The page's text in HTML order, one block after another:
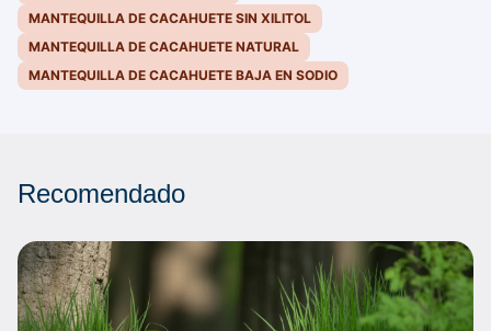
MANTEQUILLA DE CACAHUETE SIN XILITOL
MANTEQUILLA DE CACAHUETE NATURAL
MANTEQUILLA DE CACAHUETE BAJA EN SODIO
Recomendado